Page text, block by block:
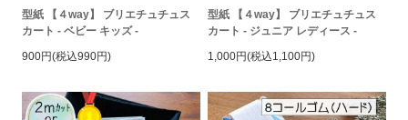
型紙 【４way】 ブリエチュチュス
カート - ベビー キッズ -
900円(税込990円)
型紙 【４way】 ブリエチュチュス
カート - ジュニア レディース -
1,000円(税込1,100円)